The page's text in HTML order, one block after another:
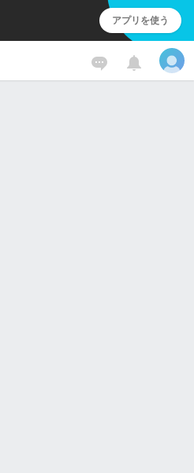
アプリを使う